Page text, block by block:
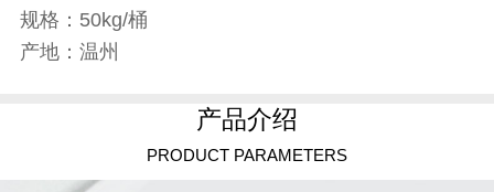
规格：50kg/桶
产地：温州
产品介绍
PRODUCT PARAMETERS